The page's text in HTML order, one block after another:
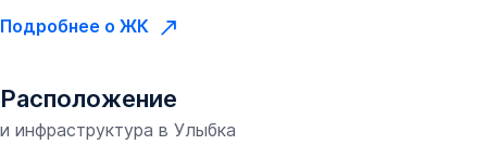
Подробнее о ЖК
Расположение
и инфраструктура в Улыбка